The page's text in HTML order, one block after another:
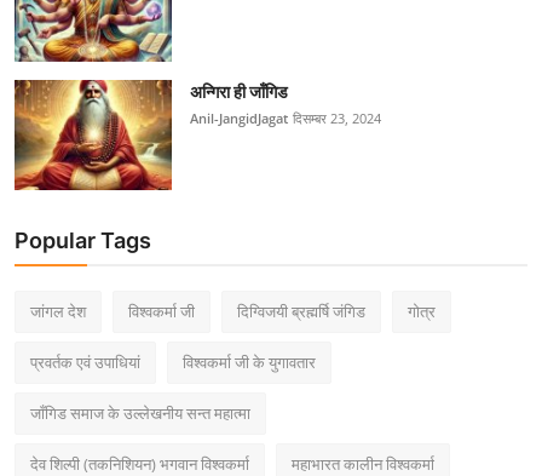
अन्गिरा ही जाँगिड
Anil-JangidJagat दिसम्बर 23, 2024
Popular Tags
जांगल देश विश्वकर्मा जी दिग्विजयी ब्रह्मर्षि जंगिड गोत्र
प्रवर्तक एवं उपाधियां विश्वकर्मा जी के युगावतार
जाँगिड समाज के उल्लेखनीय सन्त महात्मा
देव शिल्पी (तकनिशियन) भगवान विश्वकर्मा महाभारत कालीन विश्वकर्मा